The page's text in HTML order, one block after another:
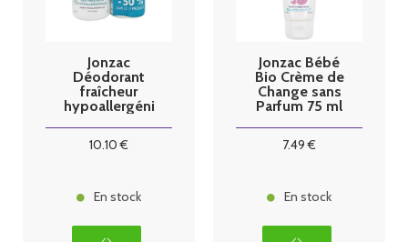
Jonzac
Déodorant
fraîcheur
hypoallergéni
50ml
10.10 €
En stock
Jonzac Bébé
Bio Crème de
Change sans
Parfum 75 ml
7.49 €
En stock